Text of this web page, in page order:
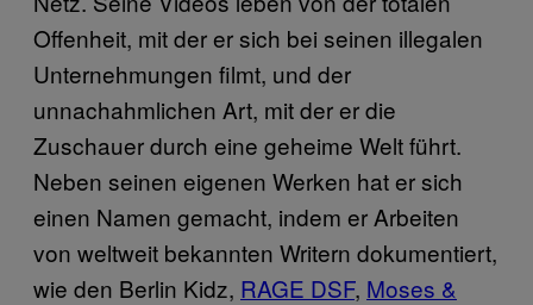
Offenheit, mit der er sich bei seinen illegalen
Unternehmungen filmt, und der
unnachahmlichen Art, mit der er die
Zuschauer durch eine geheime Welt führt.
Neben seinen eigenen Werken hat er sich
einen Namen gemacht, indem er Arbeiten
von weltweit bekannten Writern dokumentiert,
wie den Berlin Kidz, RAGE DSF, Moses &